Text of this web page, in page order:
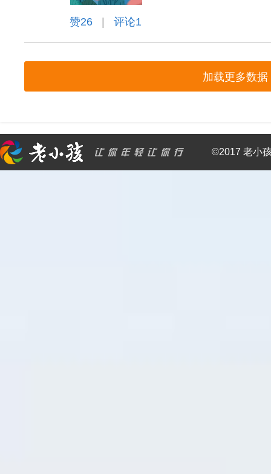
赞26 评论1
加载更多数据
©2017 老小